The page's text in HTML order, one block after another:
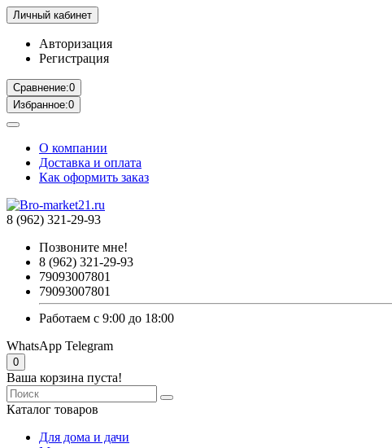
Личный кабинет
Авторизация
Регистрация
Сравнение:0
Избранное:0
О компании
Доставка и оплата
Как оформить заказ
8 (962) 321-29-93
Позвоните мне!
8 (962) 321-29-93
79093007801
79093007801
Работаем с 9:00 до 18:00
WhatsApp Telegram
0
Ваша корзина пуста!
Каталог товаров
Для дома и дачи